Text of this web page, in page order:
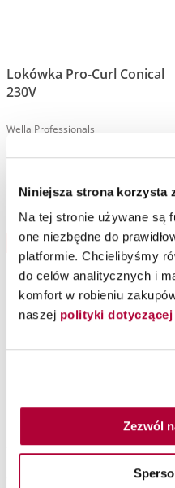
Niniejsza strona korzysta
Na tej stronie używane są
one niezbędne do
platformie. Chcielibyśmy
do celów analitycznych i
komfort w robieniu
naszej polityki
Zezwól
Lokówka Pro-Curl Conical
230V
Wella Professionals
Bestseller
Maszynka Contura HS62
230V EU